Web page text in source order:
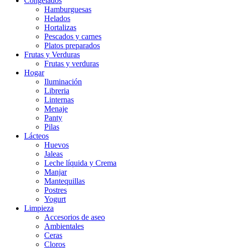
Hamburguesas
Helados
Hortalizas
Pescados y carnes
Platos preparados
Frutas y Verduras
Frutas y verduras
Hogar
Iluminación
Libreria
Linternas
Menaje
Panty
Pilas
Lácteos
Huevos
Jaleas
Leche líquida y Crema
Manjar
Mantequillas
Postres
Yogurt
Limpieza
Accesorios de aseo
Ambientales
Ceras
Cloros